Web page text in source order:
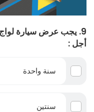
9. يجب عرض سيارة
أجل :
سنة واحدة
سنتين